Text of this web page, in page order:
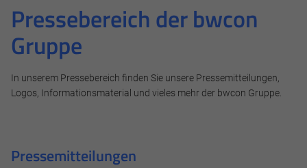
Pressebereich der bwcon
Gruppe
In unserem Pressebereich finden Sie unsere Pressemitteilungen,
Logos, Informationsmaterial und vieles mehr der bwcon Gruppe.
Pressemitteilungen